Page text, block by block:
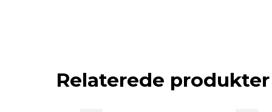
Relaterede produkter